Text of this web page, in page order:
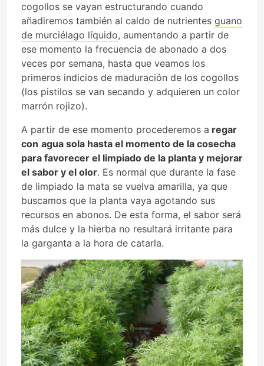
cogollos se vayan estructurando cuando
añadiremos también al caldo de nutrientes guano
de murciélago líquido, aumentando a partir de
ese momento la frecuencia de abonado a dos
veces por semana, hasta que veamos los
primeros indicios de maduración de los cogollos
(los pistilos se van secando y adquieren un color
marrón rojizo).
A partir de ese momento procederemos a regar
con agua sola hasta el momento de la cosecha
para favorecer el limpiado de la planta y mejorar
el sabor y el olor. Es normal que durante la fase
de limpiado la mata se vuelva amarilla, ya que
buscamos que la planta vaya agotando sus
recursos en abonos. De esta forma, el sabor será
más dulce y la hierba no resultará irritante para
la garganta a la hora de catarla.